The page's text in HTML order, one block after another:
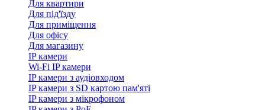
Для квартири
Для під'їзду
Для приміщення
Для офісу
Для магазину
IP камери
Wi-Fi IP камери
IP камери з аудіовходом
IP камери з SD картою пам'яті
IP камери з мікрофоном